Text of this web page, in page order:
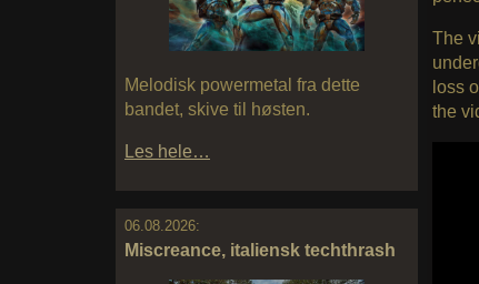
Melodisk powermetal fra dette
bandet, skive til høsten.
Les hele…
06.08.2026:
Miscreance, italiensk techthrash
The
loss
the